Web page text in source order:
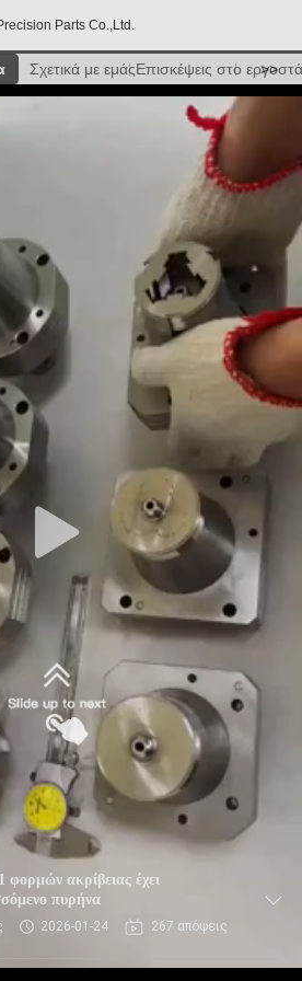
Parts Co.,Ltd.
Σχετικά με εμάςΕπισκέψεις στο >>
ακρίβειας έχει
πυρήνα
2026-01-24 267 απόψεις